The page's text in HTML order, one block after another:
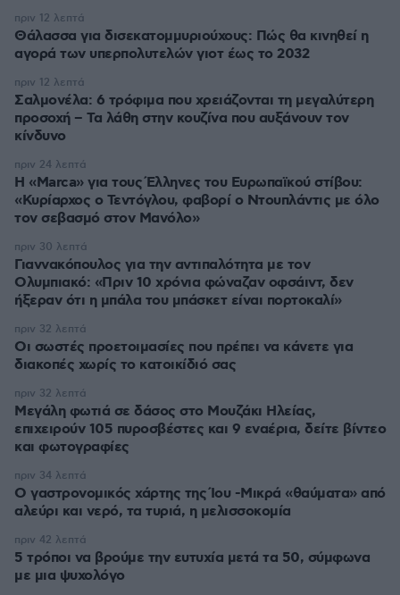
Θάλασσα για δισεκατομμυριούχους: Πώς θα κινηθεί η
αγορά των υπερπολυτελών γιοτ έως το 2032
πριν 12 λεπτά
Σαλμονέλα: 6 τρόφιμα που χρειάζονται τη μεγαλύτερη
προσοχή – Τα λάθη στην κουζίνα που αυξάνουν τον
κίνδυνο
πριν 12 λεπτά
Η «Marca» για τους Έλληνες του Ευρωπαϊκού στίβου:
«Κυρίαρχος ο Τεντόγλου, φαβορί ο Ντουπλάντις με όλο
τον σεβασμό στον Μανόλο»
πριν 24 λεπτά
Γιαννακόπουλος για την αντιπαλότητα με τον
Ολυμπιακό: «Πριν 10 χρόνια φώναζαν οφσάιντ, δεν
ήξεραν ότι η μπάλα του μπάσκετ είναι πορτοκαλί»
πριν 30 λεπτά
Οι σωστές προετοιμασίες που πρέπει να κάνετε για
διακοπές χωρίς το κατοικίδιό σας
πριν 32 λεπτά
Μεγάλη φωτιά σε δάσος στο Μουζάκι Ηλείας,
επιχειρούν 105 πυροσβέστες και 9 εναέρια, δείτε βίντεο
και φωτογραφίες
πριν 32 λεπτά
Ο γαστρονομικός χάρτης της Ίου -Μικρά «θαύματα» από
αλεύρι και νερό, τα τυριά, η μελισσοκομία
πριν 34 λεπτά
5 τρόποι να βρούμε την ευτυχία μετά τα 50, σύμφωνα
με μια ψυχολόγο
πριν 42 λεπτά